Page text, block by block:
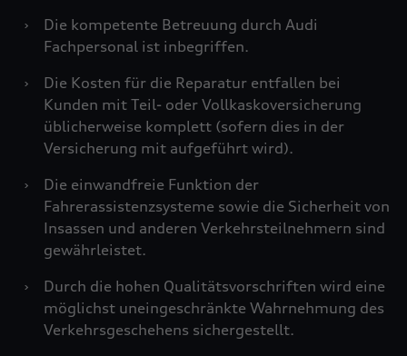
›
Die kompetente Betreuung durch Audi
Fachpersonal ist inbegriffen.
›
Die Kosten für die Reparatur entfallen bei
Kunden mit Teil- oder Vollkaskoversicherung
üblicherweise komplett (sofern dies in der
Versicherung mit aufgeführt wird).
›
Die einwandfreie Funktion der
Fahrerassistenzsysteme sowie die Sicherheit von
Insassen und anderen Verkehrsteilnehmern sind
gewährleistet.
›
Durch die hohen Qualitätsvorschriften wird eine
möglichst uneingeschränkte Wahrnehmung des
Verkehrsgeschehens sichergestellt.